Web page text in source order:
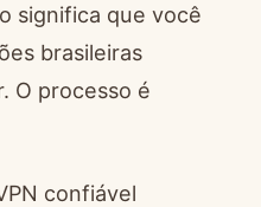
significa que você
brasileiras
O processo é
confiável